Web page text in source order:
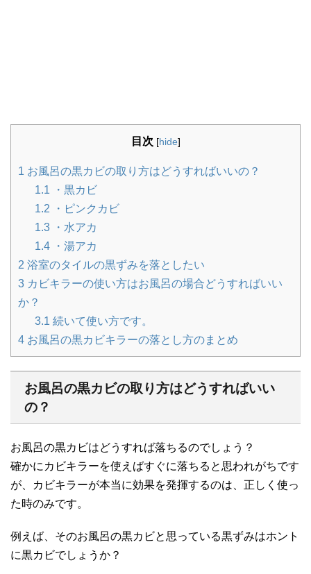
目次 [hide]
1 お風呂の黒カビの取り方はどうすればいいの？
1.1 ・黒カビ
1.2 ・ピンクカビ
1.3 ・水アカ
1.4 ・湯アカ
2 浴室のタイルの黒ずみを落としたい
3 カビキラーの使い方はお風呂の場合どうすればいい
か？
3.1 続いて使い方です。
4 お風呂の黒カビキラーの落とし方のまとめ
お風呂の黒カビの取り方はどうすればいい
の？
お風呂の黒カビはどうすれば落ちるのでしょう？
確かにカビキラーを使えばすぐに落ちると思われがちです
が、カビキラーが本当に効果を発揮するのは、正しく使っ
た時のみです。
例えば、そのお風呂の黒カビと思っている黒ずみはホント
に黒カビでしょうか？